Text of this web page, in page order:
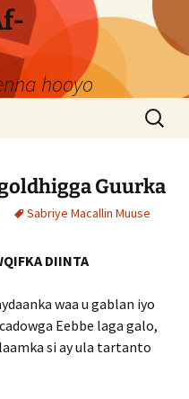
hooyo
Search
for:
Guurka
Sabriye Macallin Muuse
DIINTA
waa u gablan iyo
Eebbe laga galo,
si ay ula tartanto